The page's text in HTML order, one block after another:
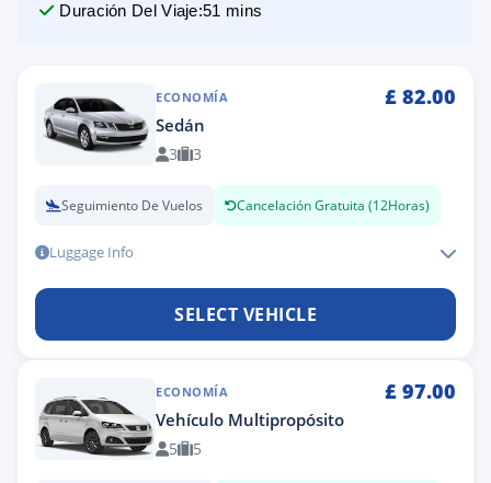
Duración Del Viaje:51 mins
ECONOMÍA £ 82.00
Sedán
3 3
Seguimiento De Vuelos Cancelación Gratuita (12Horas)
Luggage Info
SELECT VEHICLE
ECONOMÍA £ 97.00
Vehículo Multipropósito
5 5